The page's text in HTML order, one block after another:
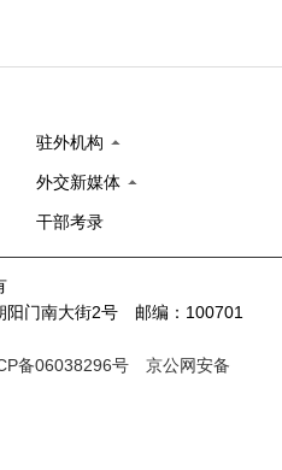
驻外机构
外交新媒体
干部考录
阳门南大街2号 邮编：100701
备06038296号
京公网安备